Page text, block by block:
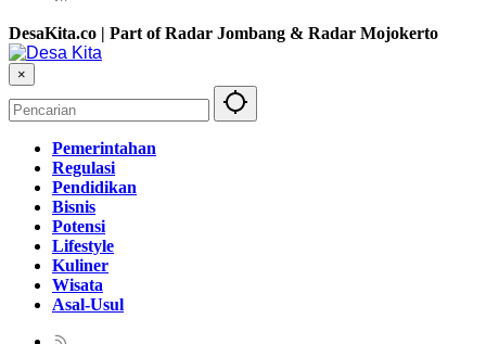
DesaKita.co | Part of Radar Jombang & Radar Mojokerto
×
Pemerintahan
Regulasi
Pendidikan
Bisnis
Potensi
Lifestyle
Kuliner
Wisata
Asal-Usul